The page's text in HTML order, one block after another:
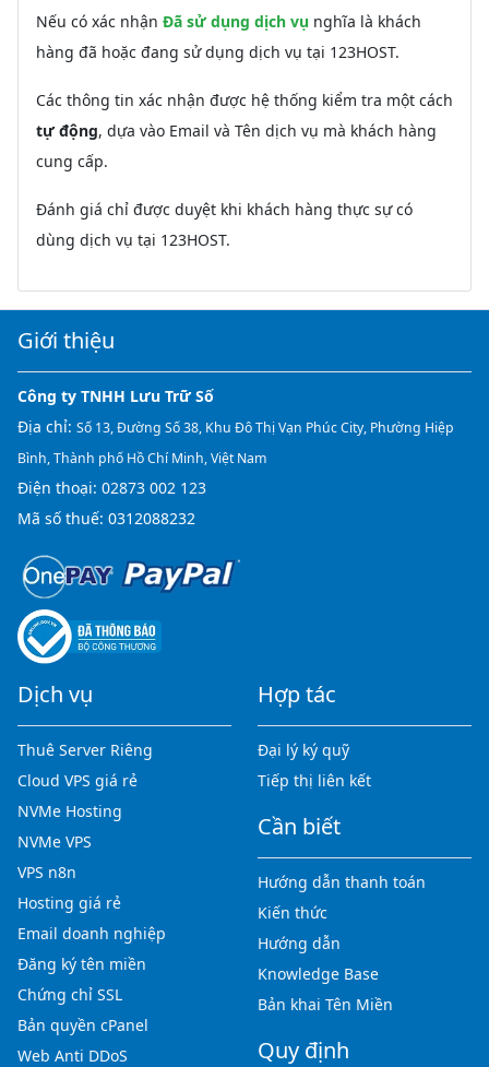
Nếu có xác nhận Đã sử dụng dịch vụ nghĩa là khách
hàng đã hoặc đang sử dụng dịch vụ tại 123HOST.
Các thông tin xác nhận được hệ thống kiểm tra một cách
tự động, dựa vào Email và Tên dịch vụ mà khách hàng
cung cấp.
Đánh giá chỉ được duyệt khi khách hàng thực sự có
dùng dịch vụ tại 123HOST.
Giới thiệu
Công ty TNHH Lưu Trữ Số
Địa chỉ: Số 13, Đường Số 38, Khu Đô Thị Vạn Phúc City, Phường Hiệp
Bình, Thành phố Hồ Chí Minh, Việt Nam
Điện thoại: 02873 002 123
Mã số thuế: 0312088232
Dịch vụ
Thuê Server Riêng
Cloud VPS giá rẻ
NVMe Hosting
NVMe VPS
VPS n8n
Hosting giá rẻ
Email doanh nghiệp
Đăng ký tên miền
Chứng chỉ SSL
Bản quyền cPanel
Web Anti DDoS
Hợp tác
Đại lý ký quỹ
Tiếp thị liên kết
Cần biết
Hướng dẫn thanh toán
Kiến thức
Hướng dẫn
Knowledge Base
Bản khai Tên Miền
Quy định